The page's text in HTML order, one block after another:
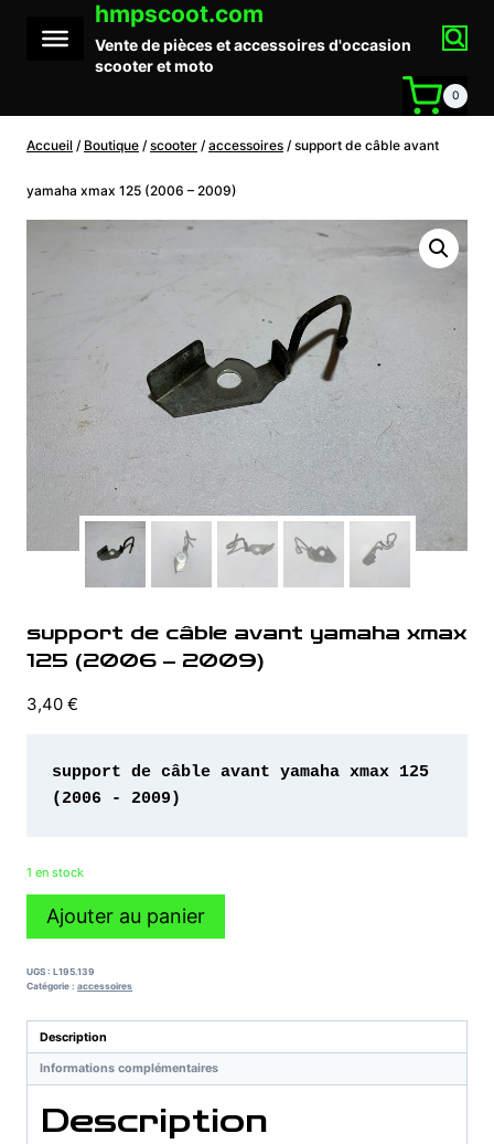
contenu
hmpscoot.com
Vente de pièces et accessoires d'occasion
scooter et moto
0
Accueil / Boutique / scooter / accessoires / support de câble avant
yamaha xmax 125 (2006 – 2009)
support de câble avant yamaha xmax
125 (2006 – 2009)
3,40 €
support de câble avant yamaha xmax 125
1 en stock
quantité
de
câble
yamaha
xmax
125
2009)
Ajouter au panier
UGS : L195.139
Catégorie : accessoires
Description
Informations complémentaires
Description